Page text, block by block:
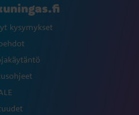
kysymykset